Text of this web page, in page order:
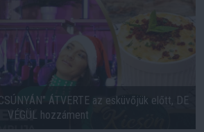
ÁTVERTE az esküvőjük előtt, DE
VÉGÜL hozzáment